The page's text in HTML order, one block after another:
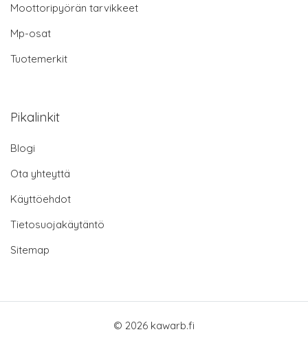
Moottoripyörän tarvikkeet
Mp-osat
Tuotemerkit
Pikalinkit
Blogi
Ota yhteyttä
Käyttöehdot
Tietosuojakäytäntö
Sitemap
© 2026 kawarb.fi